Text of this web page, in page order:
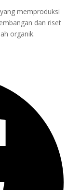
memproduksi
dan riset
organik.